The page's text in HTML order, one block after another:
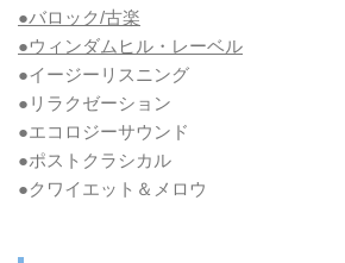
●バロック/古楽
●ウィンダムヒル・レーベル
●イージーリスニング
●リラクゼーション
●エコロジーサウンド
●ポストクラシカル
●クワイエット＆メロウ